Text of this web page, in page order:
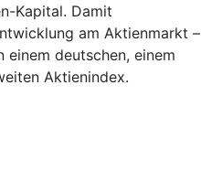
Kapital. Damit
am Aktienmarkt –
einem deutschen, einem
Aktienindex.